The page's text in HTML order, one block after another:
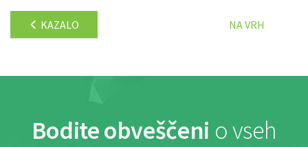
KAZALO NA VRH
Bodite obveščeni o vseh